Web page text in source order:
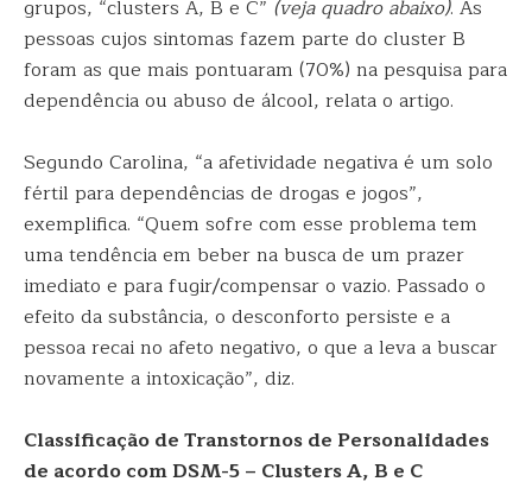
grupos, “clusters A, B e C” (veja quadro abaixo). As
pessoas cujos sintomas fazem parte do cluster B
foram as que mais pontuaram (70%) na pesquisa para
dependência ou abuso de álcool, relata o artigo.
Segundo Carolina, “a afetividade negativa é um solo
fértil para dependências de drogas e jogos”,
exemplifica. “Quem sofre com esse problema tem
uma tendência em beber na busca de um prazer
imediato e para fugir/compensar o vazio. Passado o
efeito da substância, o desconforto persiste e a
pessoa recai no afeto negativo, o que a leva a buscar
novamente a intoxicação”, diz.
Classificação de Transtornos de Personalidades
de acordo com DSM-5 – Clusters A, B e C